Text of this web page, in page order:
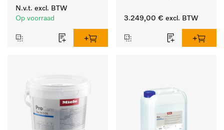
alkalisch, 1 l voor het
reinigen van bonte was
N.v.t. excl. BTW
Op voorraad
programma's. Prestatie
3.249,00 € excl. BTW